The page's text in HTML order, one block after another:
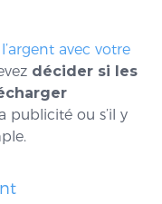
avec votre
décider si les
publicité ou s’il y